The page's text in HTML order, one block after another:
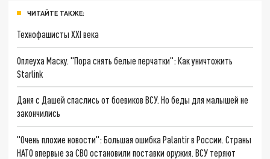
ЧИТАЙТЕ ТАКЖЕ:
Технофашисты XXI века
Оплеуха Маску. "Пора снять белые перчатки": Как уничтожить
Starlink
Даня с Дашей спаслись от боевиков ВСУ. Но беды для малышей не
закончились
"Очень плохие новости": Большая ошибка Palantir в России. Страны
НАТО впервые за СВО остановили поставки оружия. ВСУ теряют